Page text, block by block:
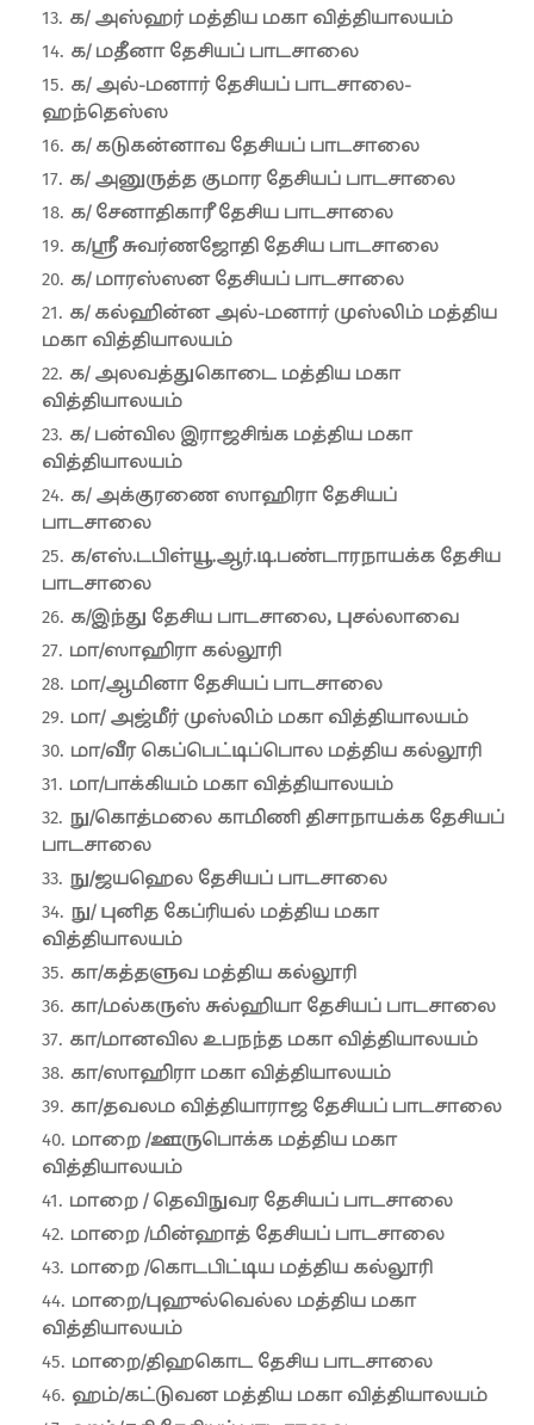
க/ அஸ்ஹர் மத்திய மகா வித்தியாலயம்
க/ மதீனா தேசியப் பாடசாலை
க/ அல்-மனார் தேசியப் பாடசாலை-
ஹந்தெஸ்ஸ
க/ கடுகன்னாவ தேசியப் பாடசாலை
க/ அனுருத்த குமார தேசியப் பாடசாலை
க/ சேனாதிகாரீ தேசிய பாடசாலை
க/ஸ்ரீ சுவர்ணஜோதி தேசிய பாடசாலை
க/ மாரஸ்ஸன தேசியப் பாடசாலை
க/ கல்ஹின்ன அல்-மனார் முஸ்லிம் மத்திய
மகா வித்தியாலயம்
க/ அலவத்துகொடை மத்திய மகா
வித்தியாலயம்
க/ பன்வில இராஜசிங்க மத்திய மகா
வித்தியாலயம்
க/ அக்குரணை ஸாஹிரா தேசியப்
பாடசாலை
க/எஸ்.டபிள்யூ.ஆர்.டி.பண்டாரநாயக்க தேசிய
பாடசாலை
க/இந்து தேசிய பாடசாலை, புசல்லாவை
மா/ஸாஹிரா கல்லூரி
மா/ஆமினா தேசியப் பாடசாலை
மா/ அஜ்மீர் முஸ்லிம் மகா வித்தியாலயம்
மா/வீர கெப்பெட்டிப்பொல மத்திய கல்லூரி
மா/பாக்கியம் மகா வித்தியாலயம்
நு/கொத்மலை காமிணி திசாநாயக்க தேசியப்
பாடசாலை
நு/ஜயஹெல தேசியப் பாடசாலை
நு/ புனித கேப்ரியல் மத்திய மகா
வித்தியாலயம்
கா/கத்தளுவ மத்திய கல்லூரி
கா/மல்கருஸ் சுல்ஹியா தேசியப் பாடசாலை
கா/மானவில உபநந்த மகா வித்தியாலயம்
கா/ஸாஹிரா மகா வித்தியாலயம்
கா/தவலம வித்தியாராஜ தேசியப் பாடசாலை
மாறை /ஊருபொக்க மத்திய மகா
வித்தியாலயம்
மாறை / தெவிநுவர தேசியப் பாடசாலை
மாறை /மின்ஹாத் தேசியப் பாடசாலை
மாறை /கொடபிட்டிய மத்திய கல்லூரி
மாறை/புஹுல்வெல்ல மத்திய மகா
வித்தியாலயம்
மாறை/திஹகொட தேசிய பாடசாலை
ஹம்/கட்டுவன மத்திய மகா வித்தியாலயம்